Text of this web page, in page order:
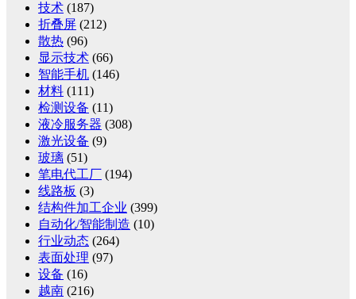
技术 (187)
折叠屏 (212)
散热 (96)
显示技术 (66)
智能手机 (146)
材料 (111)
检测设备 (11)
液冷服务器 (308)
激光设备 (9)
玻璃 (51)
笔电代工厂 (194)
线路板 (3)
结构件加工企业 (399)
自动化/智能制造 (10)
行业动态 (264)
表面处理 (97)
设备 (16)
越南 (216)